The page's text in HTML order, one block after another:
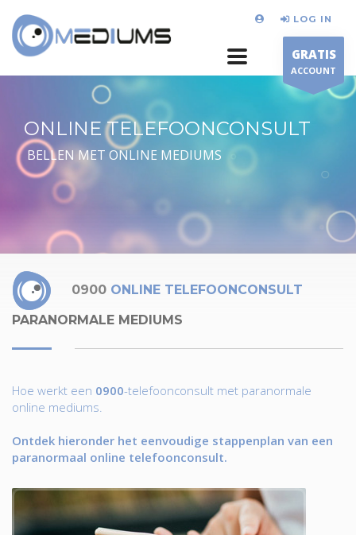
LOG IN
GRATIS
ACCOUNT
ONLINE TELEFOONCONSULT
BELLEN MET ONLINE MEDIUMS
0900 ONLINE TELEFOONCONSULT
PARANORMALE MEDIUMS
Hoe werkt een 0900-telefoonconsult met paranormale
online mediums.
Ontdek hieronder het eenvoudige stappenplan van een
paranormaal online telefoonconsult.